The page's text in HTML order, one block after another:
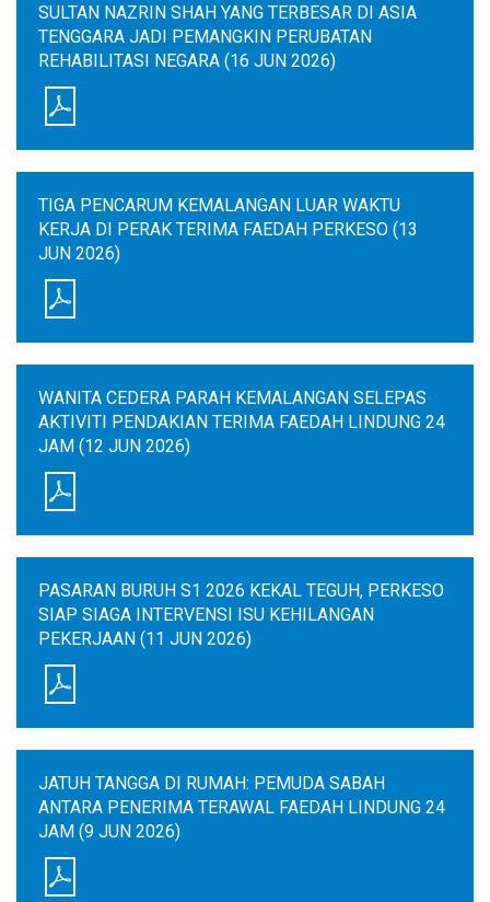
SULTAN NAZRIN SHAH YANG TERBESAR DI ASIA
TENGGARA JADI PEMANGKIN PERUBATAN
REHABILITASI NEGARA (16 JUN 2026)
TIGA PENCARUM KEMALANGAN LUAR WAKTU
KERJA DI PERAK TERIMA FAEDAH PERKESO (13
JUN 2026)
WANITA CEDERA PARAH KEMALANGAN SELEPAS
AKTIVITI PENDAKIAN TERIMA FAEDAH LINDUNG 24
JAM (12 JUN 2026)
PASARAN BURUH S1 2026 KEKAL TEGUH, PERKESO
SIAP SIAGA INTERVENSI ISU KEHILANGAN
PEKERJAAN (11 JUN 2026)
JATUH TANGGA DI RUMAH: PEMUDA SABAH
ANTARA PENERIMA TERAWAL FAEDAH LINDUNG 24
JAM (9 JUN 2026)